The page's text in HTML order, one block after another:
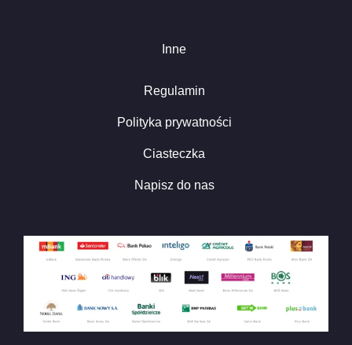
Inne
Regulamin
Polityka prywatności
Ciasteczka
Napisz do nas